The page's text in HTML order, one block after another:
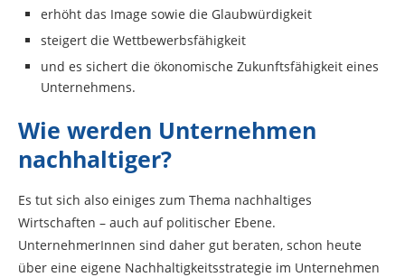
erhöht das Image sowie die Glaubwürdigkeit
steigert die Wettbewerbsfähigkeit
und es sichert die ökonomische Zukunftsfähigkeit eines
Unternehmens.
Wie werden Unternehmen
nachhaltiger?
Es tut sich also einiges zum Thema nachhaltiges
Wirtschaften – auch auf politischer Ebene.
UnternehmerInnen sind daher gut beraten, schon heute
über eine eigene Nachhaltigkeitsstrategie im Unternehmen